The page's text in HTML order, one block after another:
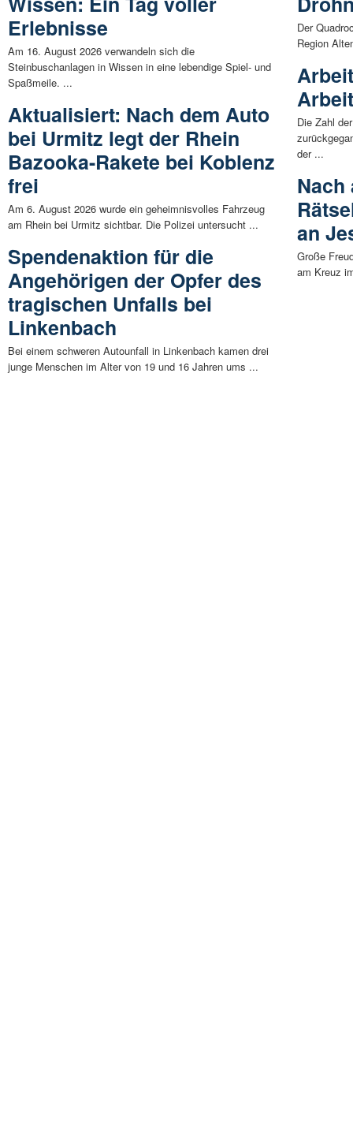
Erlebnisse
Am 16. August 2026 verwandeln sich die
Steinbuschanlagen in Wissen in eine lebendige Spiel- und
Spaßmeile. ...
Aktualisiert: Nach dem Auto
bei Urmitz legt der Rhein
Bazooka-Rakete bei Koblenz
frei
Am 6. August 2026 wurde ein geheimnisvolles Fahrzeug
am Rhein bei Urmitz sichtbar. Die Polizei untersucht ...
Spendenaktion für die
Angehörigen der Opfer des
tragischen Unfalls bei
Linkenbach
Bei einem schweren Autounfall in Linkenbach kamen drei
junge Menschen im Alter von 19 und 16 Jahren ums ...
Der
Region
Die Zahl
der ...
an
Große
am Kreuz